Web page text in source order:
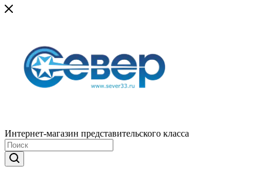
Интернет-магазин представительского класса